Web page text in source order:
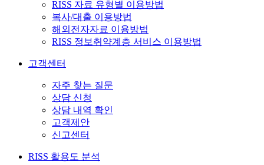
RISS 자료 유형별 이용방법
복사/대출 이용방법
해외전자자료 이용방법
RISS 정보취약계층 서비스 이용방법
고객센터
자주 찾는 질문
상담 신청
상담 내역 확인
고객제안
신고센터
RISS 활용도 분석